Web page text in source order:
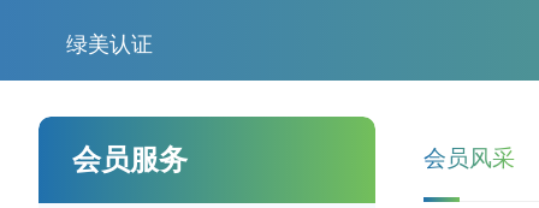
绿美认证
会员服务 会员风采